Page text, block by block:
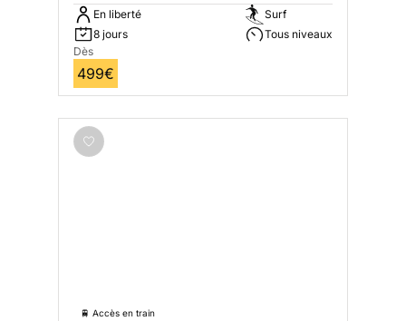
En liberté
8 jours
Surf
Tous niveaux
Dès
499€
🚆 Accès en train